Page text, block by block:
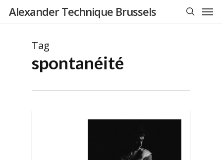
SkipAlexander Technique Brussels
Tag
spontanéité